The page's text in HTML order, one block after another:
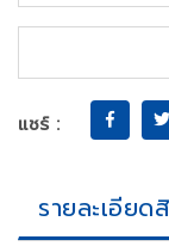
แชร์ :
รายละเอียด